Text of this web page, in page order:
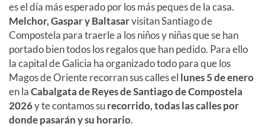
es el día más esperado por los más peques de la casa.
Melchor, Gaspar y Baltasarvisitan Santiago de
Compostela para traerle a los niños y niñas que se han
portado bien todos los regalos que han pedido. Para ello
la capital de Galicia ha organizado todo para que los
Magos de Oriente recorran sus calles el lunes 5 de enero
en laCabalgata de Reyes de Santiago de Compostela
2026y te contamos surecorrido, todas las calles por
donde pasarán y su horario.